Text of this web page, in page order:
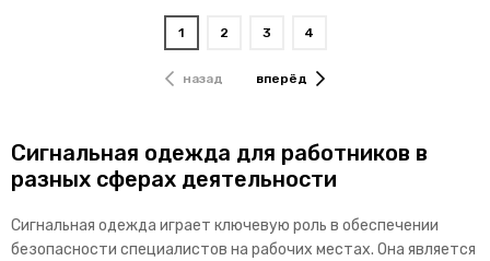
назад
1 2 3 4
вперёд
Сигнальная одежда для работников в
разных сферах деятельности
Сигнальная одежда играет ключевую роль в обеспечении
безопасности специалистов на рабочих местах. Она является